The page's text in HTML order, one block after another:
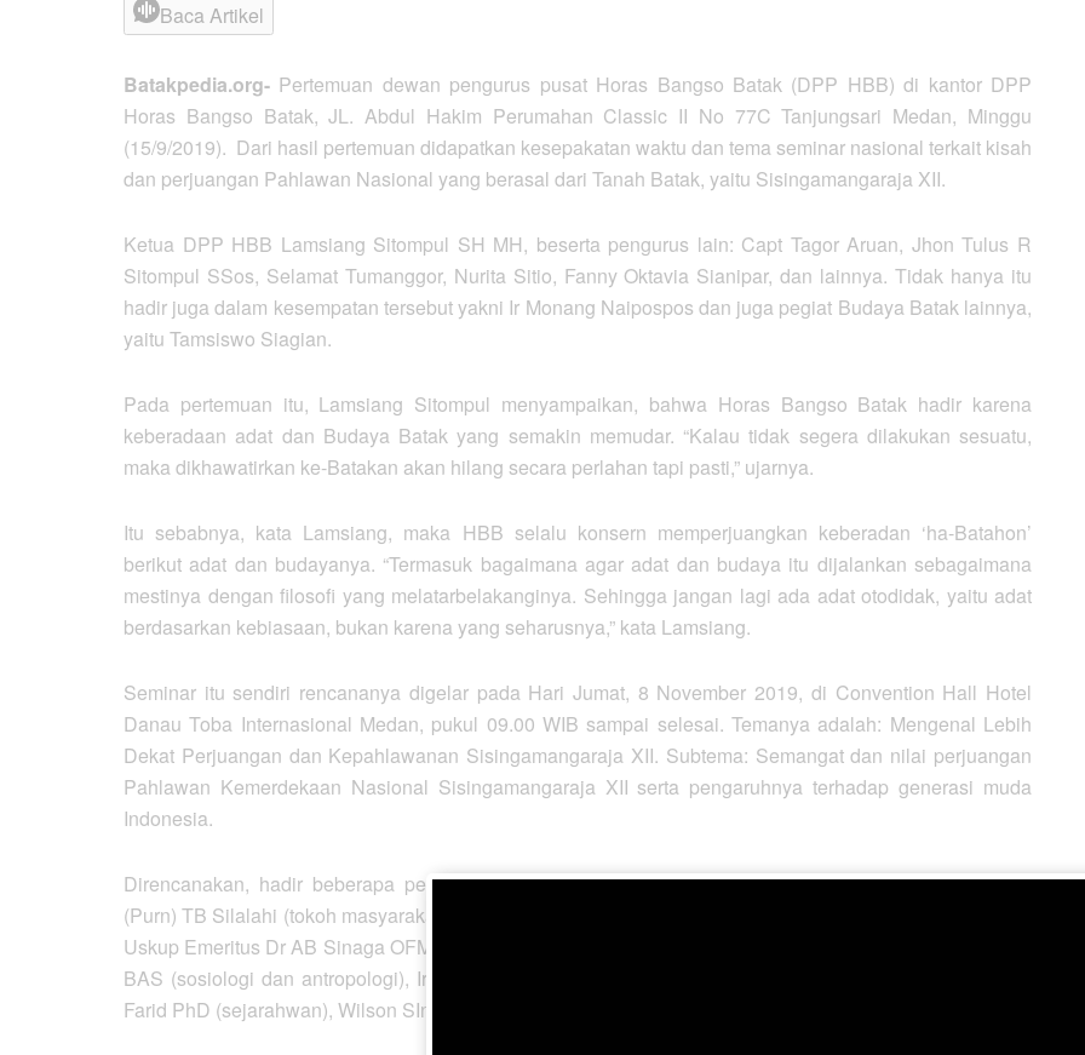
Baca Artikel
Batakpedia.org- Pertemuan dewan pengurus pusat Horas Bangso Batak (DPP HBB) di kantor DPP
Horas Bangso Batak, JL. Abdul Hakim Perumahan Classic II No 77C Tanjungsari Medan, Minggu
(15/9/2019). Dari hasil pertemuan didapatkan kesepakatan waktu dan tema seminar nasional terkait kisah
dan perjuangan Pahlawan Nasional yang berasal dari Tanah Batak, yaitu Sisingamangaraja XII.
Ketua DPP HBB Lamsiang Sitompul SH MH, beserta pengurus lain: Capt Tagor Aruan, Jhon Tulus R
Sitompul SSos, Selamat Tumanggor, Nurita Sitio, Fanny Oktavia Sianipar, dan lainnya. Tidak hanya itu
hadir juga dalam kesempatan tersebut yakni Ir Monang Naipospos dan juga pegiat Budaya Batak lainnya,
yaitu Tamsiswo Siagian.
Pada pertemuan itu, Lamsiang Sitompul menyampaikan, bahwa Horas Bangso Batak hadir karena
keberadaan adat dan Budaya Batak yang semakin memudar. “Kalau tidak segera dilakukan sesuatu,
maka dikhawatirkan ke-Batakan akan hilang secara perlahan tapi pasti,” ujarnya.
Itu sebabnya, kata Lamsiang, maka HBB selalu konsern memperjuangkan keberadan ‘ha-Batahon’
berikut adat dan budayanya. “Termasuk bagaimana agar adat dan budaya itu dijalankan sebagaimana
mestinya dengan filosofi yang melatarbelakanginya. Sehingga jangan lagi ada adat otodidak, yaitu adat
berdasarkan kebiasaan, bukan karena yang seharusnya,” kata Lamsiang.
Seminar itu sendiri rencananya digelar pada Hari Jumat, 8 November 2019, di Convention Hall Hotel
Danau Toba Internasional Medan, pukul 09.00 WIB sampai selesai. Temanya adalah: Mengenal Lebih
Dekat Perjuangan dan Kepahlawanan Sisingamangaraja XII. Subtema: Semangat dan nilai perjuangan
Pahlawan Kemerdekaan Nasional Sisingamangaraja XII serta pengaruhnya terhadap generasi muda
Indonesia.
Direncanakan, hadir beberapa pembicara. Di antaranya Prof Dr KRHT Sinambela (keluarga), Letjen
(Purn) TB Silalahi (tokoh masyarakat), Hotman Paris Hutapea (Keluarga Panglima Sisingamangaraja XII),
Uskup Emeritus Dr AB Sinaga OFMCap (tokoh agama), Tuan Syeikh Ali Akbar Marbun (sejarahwan), Prof
BAS (sosiologi dan antropologi), Ir Monang Naipospos (parmalim), Thompson HS (budayawan), Hilmar
Farid PhD (sejarahwan), Wilson SInambela (USA).